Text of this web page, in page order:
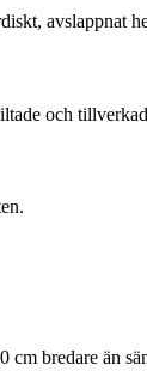
avslappnat
och
bredare än